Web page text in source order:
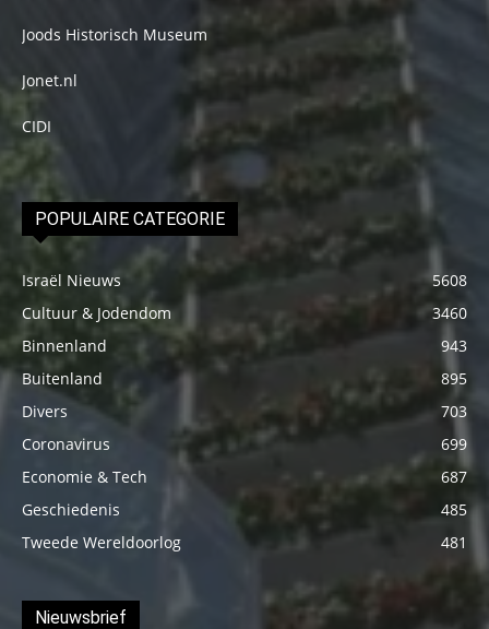
Joods Historisch Museum
Jonet.nl
CIDI
POPULAIRE CATEGORIE
Israël Nieuws
5608
Cultuur & Jodendom
3460
Binnenland
943
Buitenland
895
Divers
703
Coronavirus
699
Economie & Tech
687
Geschiedenis
485
Tweede Wereldoorlog
481
Nieuwsbrief